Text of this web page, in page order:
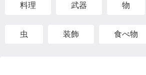
料理 武器 物
虫 装飾 食べ物